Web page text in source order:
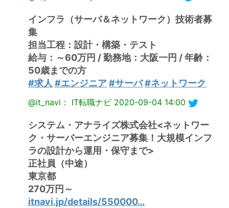
インフラ（サーバ＆ネットワーク）技術者募
集
担当工程：設計・構築・テスト
給与：～60万円 / 勤務地：大阪一円 / 年齢：
50歳までの方
#求人 #エンジニア#サーバ#ネットワーク
@it_navi： IT転職ナビ 2020-09-04 14:00
システム・アナライズ株式会社<ネットワー
ク・サーバーエンジニア募集！大規模インフ
ラの設計から運用・保守まで>
正社員（中途）
東京都
270万円～
itnavi.jp/details/550000…